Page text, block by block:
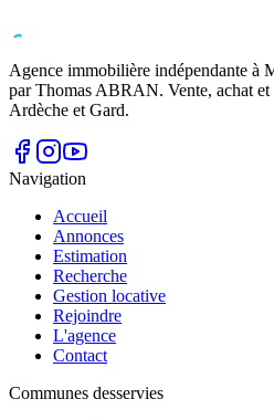
Agence immobilière indépendante à
par Thomas ABRAN. Vente, achat
Ardèche et Gard.
Navigation
Accueil
Annonces
Estimation
Recherche
Gestion locative
Rejoindre
L'agence
Contact
Communes desservies